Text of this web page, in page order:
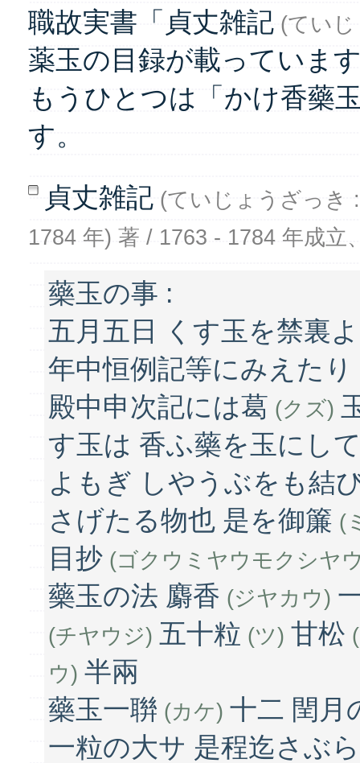
職故実書「貞丈雑記 (てい
薬玉の目録が載っていま
もうひとつは「かけ香藥
す。
貞丈雑記 (ていじょうざっき
1784 年) 著 / 1763 - 1784 年成立
藥玉の事 :
五月五日 くす玉を禁裏
年中恒例記等にみえた
殿中申次記には葛 (クズ)
す玉は 香ふ藥を玉にし
よもぎ しやうぶをも結
さげたる物也 是を御簾 (
目抄 (ゴクウミヤウモクシヤ
藥玉の法 麝香 (ジヤカウ)
(チヤウジ) 五十粒 (ツ) 甘松
ウ) 半兩
藥玉一聨 (カケ) 十二 閏月
一粒の大サ 是程迄さぶ